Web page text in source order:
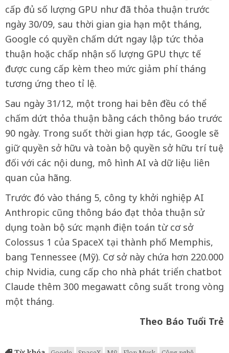
cấp đủ số lượng GPU như đã thỏa thuận trước
ngày 30/09, sau thời gian gia hạn một tháng,
Google có quyền chấm dứt ngay lập tức thỏa
thuận hoặc chấp nhận số lượng GPU thực tế
được cung cấp kèm theo mức giảm phí tháng
tương ứng theo tỉ lệ.
Sau ngày 31/12, một trong hai bên đều có thể
chấm dứt thỏa thuận bằng cách thông báo trước
90 ngày. Trong suốt thời gian hợp tác, Google sẽ
giữ quyền sở hữu và toàn bộ quyền sở hữu trí tuệ
đối với các nội dung, mô hình AI và dữ liệu liên
quan của hãng.
Trước đó vào tháng 5, công ty khởi nghiệp AI
Anthropic cũng thông báo đạt thỏa thuận sử
dụng toàn bộ sức mạnh điện toán từ cơ sở
Colossus 1 của SpaceX tại thành phố Memphis,
bang Tennessee (Mỹ). Cơ sở này chứa hơn 220.000
chip Nvidia, cung cấp cho nhà phát triển chatbot
Claude thêm 300 megawatt công suất trong vòng
một tháng.
Theo Báo Tuổi Trẻ